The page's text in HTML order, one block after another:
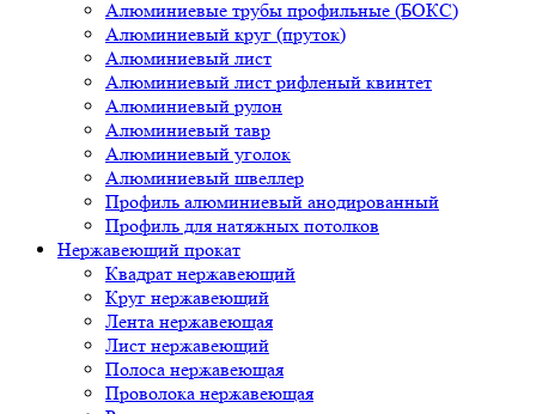
Алюминиевые трубы профильные (БОКС)
Алюминиевый круг (пруток)
Алюминиевый лист
Алюминиевый лист рифленый квинтет
Алюминиевый рулон
Алюминиевый тавр
Алюминиевый уголок
Алюминиевый швеллер
Профиль алюминиевый анодированный
Профиль для натяжных потолков
Нержавеющий прокат
Квадрат нержавеющий
Круг нержавеющий
Лента нержавеющая
Лист нержавеющий
Полоса нержавеющая
Проволока нержавеющая